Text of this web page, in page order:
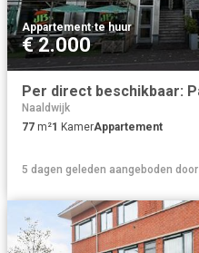
Appartement·te huur
€ 2.000
Naaldwijk
77 m²1 KamerAppartement
5 dagen geleden aangeboden door